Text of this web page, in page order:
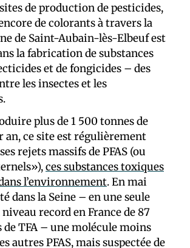
de production de pesticides,
de colorants à travers la
de Saint-Aubain-lès-Elbeuf est
la fabrication de substances
et de fongicides – des
les insectes et les
plus de 1 500 tonnes de
an, ce site est régulièrement
rejets massifs de PFAS (ou
ces substances toxiques
l’environnement. En mai
dans la Seine – en une seule
record en France de 87
TFA – une molécule moins
autres PFAS, mais suspectée de